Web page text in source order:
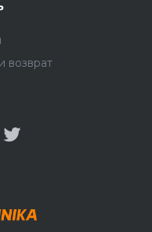
возврат